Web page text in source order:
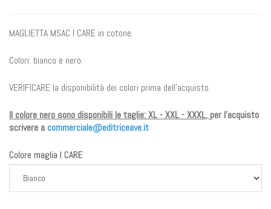
MAGLIETTA MSAC I CARE in cotone.
Colori: bianco e nero.
VERIFICARE la disponibilità dei colori prima dell'acquisto.
Il colore nero sono disponibili le taglie: XL - XXL - XXXL, per l'acquisto
scrivere a commerciale@editriceave.it
Colore maglia I CARE